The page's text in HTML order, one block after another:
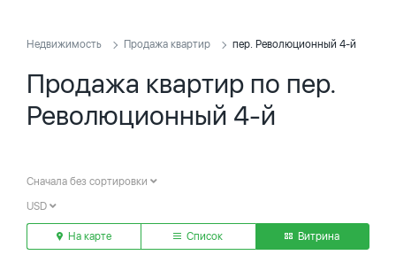
Недвижимость Продажа квартир пер. Революционный 4-й
Продажа квартир по пер.
Революционный 4-й
Сначала без сортировки
USD
На карте Список Витрина